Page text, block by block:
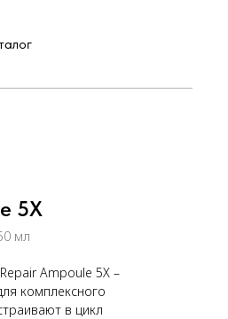
5X
мл
Ampoule 5X –
комплексного
в цикл